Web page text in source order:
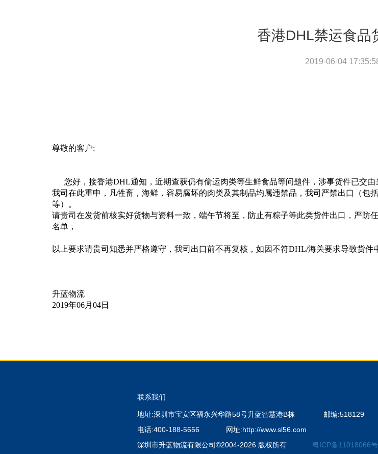
香港DHL禁运食品
2019-06-04
尊敬的客户:
您好， 接香港DHL通知，近期查获仍有偷运肉类等生鲜食品等问题件，涉事货件已交由
我司在此重申，凡牲畜，海鲜，容易腐坏的肉类及其制品均属违禁品，我司严禁出口（包
等）。
请贵司在发货前核实好货物与资料一致，端午节将至，防止有粽子等此类货件出口，严
名单，
以上要求请贵司知悉并严格遵守，我司出口前不再复核，如因不符DHL/海关要求导致货
升蓝物流
2019年06月04日
联系我们
地址:深圳市宝安区福永兴华路58号升蓝智慧港B栋
邮编:518129
电话:400-188-5656
网址:http://www.sl56.com
深圳市升蓝物流有限公司©2004-2026 版权所有
粤ICP备11018066号